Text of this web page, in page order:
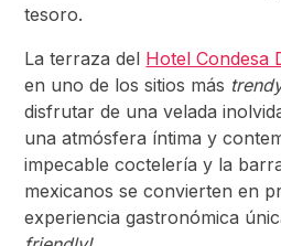
tesoro.
La terraza del Hotel Condesa
en uno de los sitios más
disfrutar de una velada
una atmósfera íntima y
impecable coctelería y la
mexicanos se convierten en
experiencia gastronómica